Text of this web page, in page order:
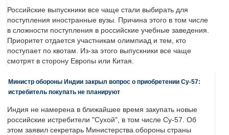
Российские выпускники все чаще стали выбирать для
поступления иностранные вузы. Причина этого в том числе
в сложности поступления в российские учебные заведения.
Приоритет отдается участникам олимпиад и тем, кто
поступает по квотам. Из-за этого выпускники все чаще
смотрят в сторону Европы или Китая.
Министр обороны Индии закрыл вопрос о приобретении Су-57:
истребитель покупать не планируют
Индия не намерена в ближайшее время закупать новые
российские истребители "Сухой", в том числе Су-57. Об
этом заявил секретарь Министерства обороны страны